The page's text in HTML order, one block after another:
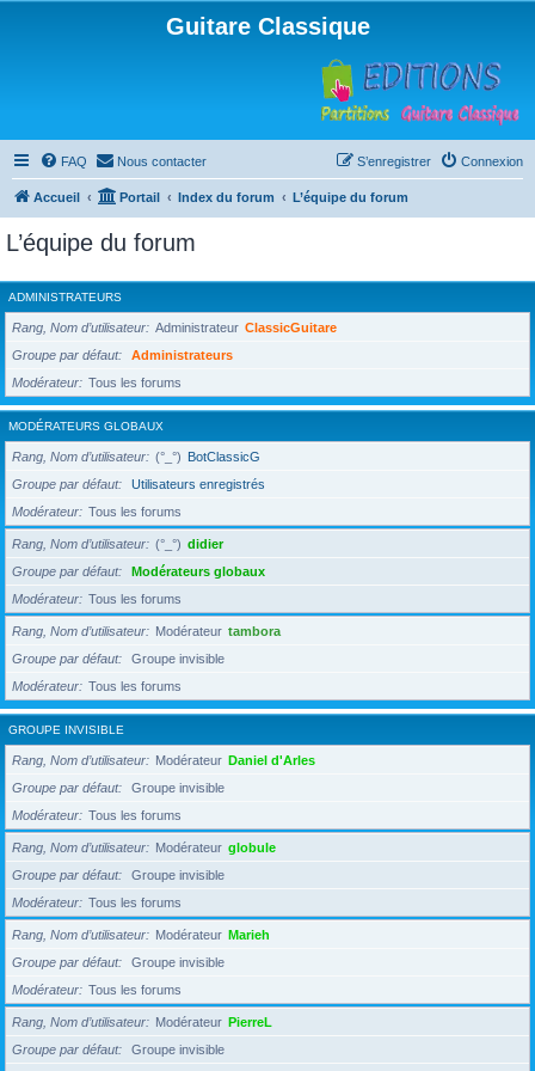
Guitare Classique
FAQ Nous contacter Connexion
S’enregistrer
Accueil Portail Index du forum L’équipe du forum
L’équipe du forum
ADMINISTRATEURS
Rang, Nom d’utilisateur Administrateur ClassicGuitare
Groupe par défaut
Administrateurs
Modérateur
Tous les forums
MODÉRATEURS GLOBAUX
Rang, Nom d’utilisateur (°_°) BotClassicG
Groupe par défaut
Utilisateurs enregistrés
Modérateur
Tous les forums
Rang, Nom d’utilisateur (°_°) didier
Groupe par défaut
Modérateurs globaux
Modérateur
Tous les forums
Rang, Nom d’utilisateur Modérateur tambora
Groupe par défaut
Groupe invisible
Modérateur
Tous les forums
GROUPE INVISIBLE
Rang, Nom d’utilisateur Modérateur Daniel d'Arles
Groupe par défaut
Groupe invisible
Modérateur
Tous les forums
Rang, Nom d’utilisateur Modérateur globule
Groupe par défaut
Groupe invisible
Modérateur
Tous les forums
Rang, Nom d’utilisateur Modérateur Marieh
Groupe par défaut
Groupe invisible
Modérateur
Tous les forums
Rang, Nom d’utilisateur Modérateur PierreL
Groupe par défaut
Groupe invisible